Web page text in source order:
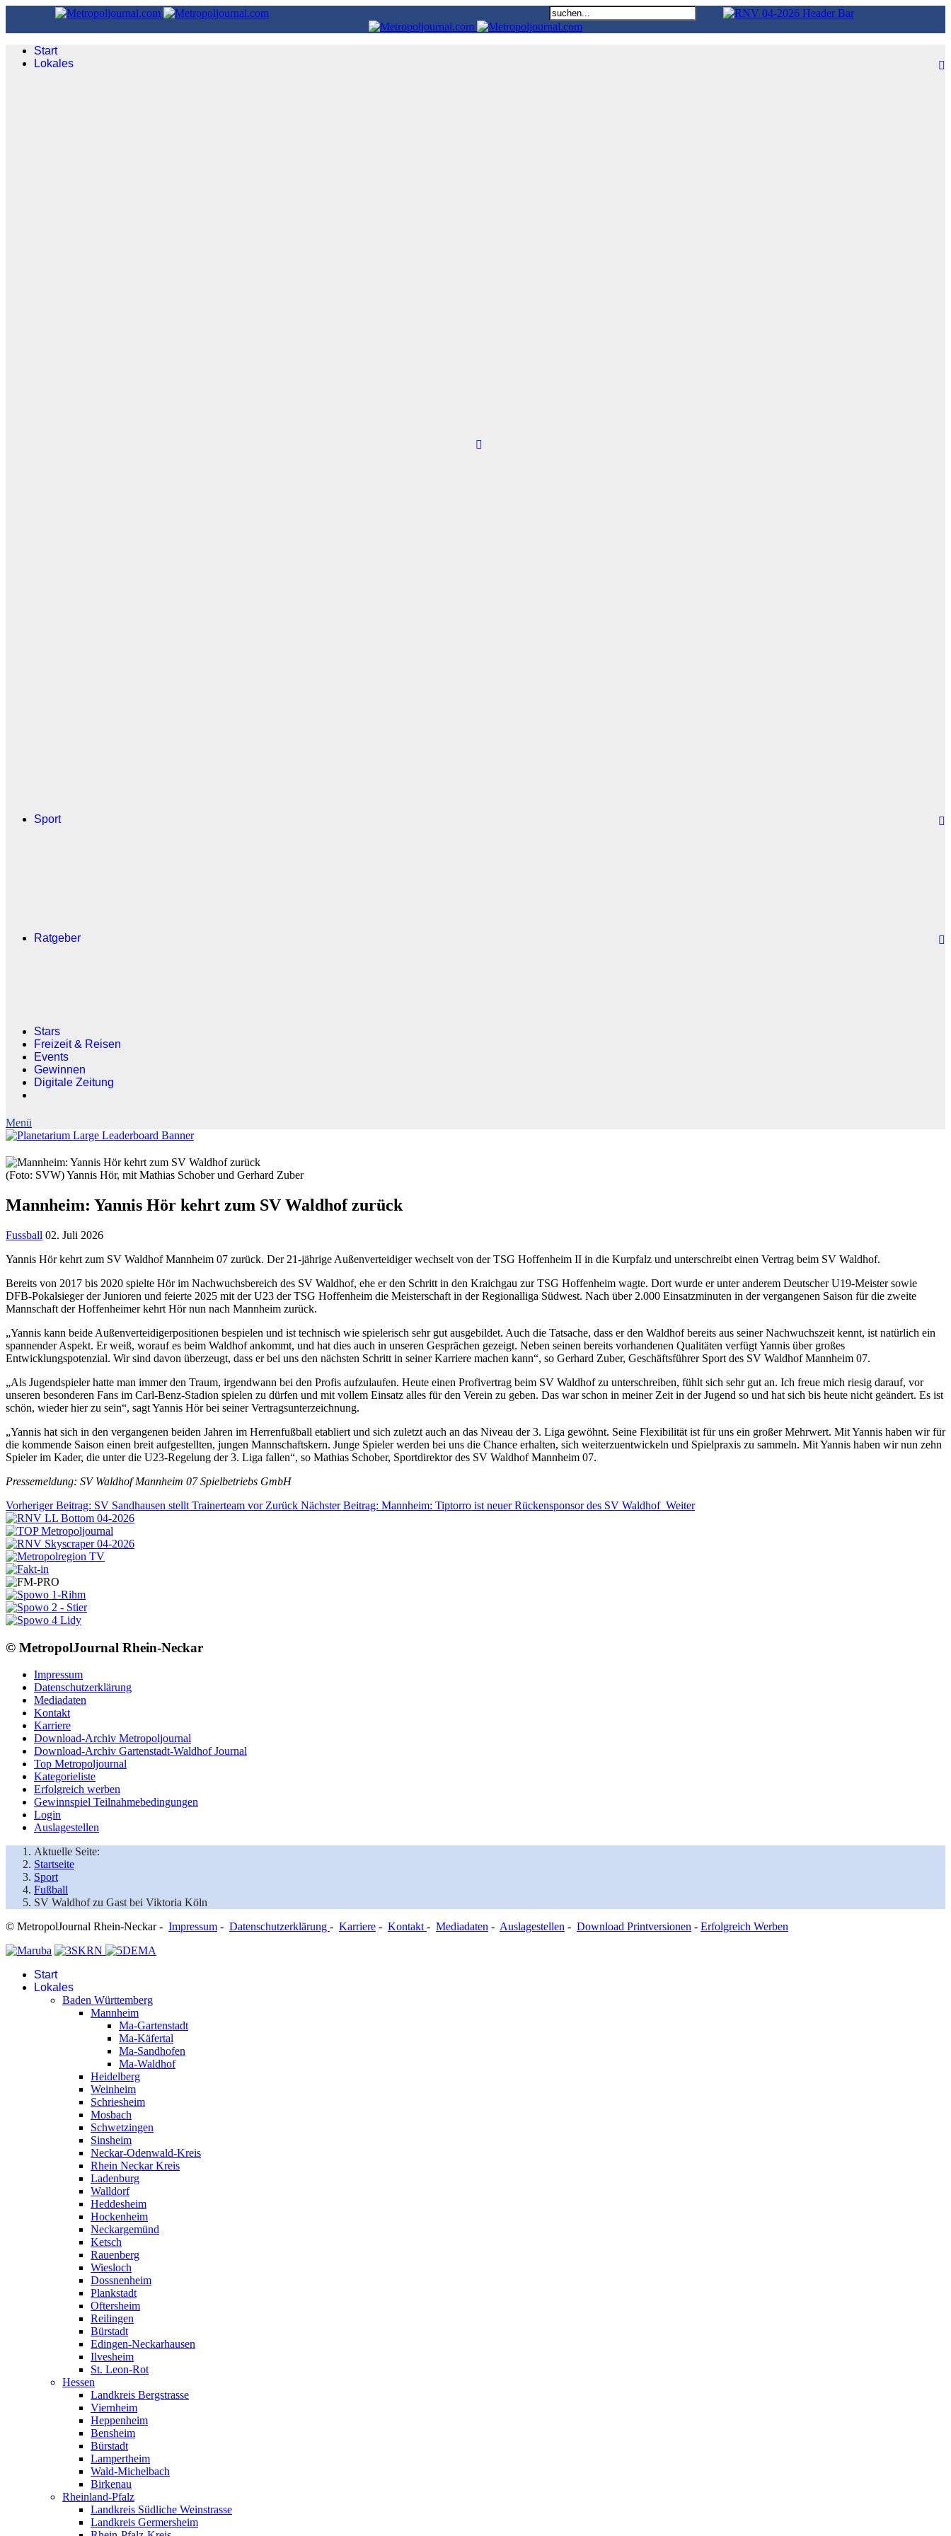
Start
Lokales
Sport
Ratgeber
Stars
Freizeit & Reisen
Events
Gewinnen
Digitale Zeitung
(Foto: SVW) Yannis Hör, mit Mathias Schober und Gerhard Zuber
Mannheim: Yannis Hör kehrt zum SV Waldhof zurück
Fussball 02. Juli 2026
Yannis Hör kehrt zum SV Waldhof Mannheim 07 zurück. Der 21-jährige Außenverteidiger wechselt von der TSG Hoffenheim II in die Kurpfalz und unterschreibt einen Vertrag beim SV Waldhof.
Bereits von 2017 bis 2020 spielte Hör im Nachwuchsbereich des SV Waldhof, ehe er den Schritt in den Kraichgau zur TSG Hoffenheim wagte. Dort wurde er unter anderem Deutscher U19-Meister sowie
DFB-Pokalsieger der Junioren und feierte 2025 mit der U23 der TSG Hoffenheim die Meisterschaft in der Regionalliga Südwest. Nach über 2.000 Einsatzminuten in der vergangenen Saison für die zweite
Mannschaft der Hoffenheimer kehrt Hör nun nach Mannheim zurück.
„Yannis kann beide Außenverteidigerpositionen bespielen und ist technisch wie spielerisch sehr gut ausgebildet. Auch die Tatsache, dass er den Waldhof bereits aus seiner Nachwuchszeit kennt, ist natürlich ein
spannender Aspekt. Er weiß, worauf es beim Waldhof ankommt, und hat dies auch in unseren Gesprächen gezeigt. Neben seinen bereits vorhandenen Qualitäten verfügt Yannis über großes
Entwicklungspotenzial. Wir sind davon überzeugt, dass er bei uns den nächsten Schritt in seiner Karriere machen kann“, so Gerhard Zuber, Geschäftsführer Sport des SV Waldhof Mannheim 07.
„Als Jugendspieler hatte man immer den Traum, irgendwann bei den Profis aufzulaufen. Heute einen Profivertrag beim SV Waldhof zu unterschreiben, fühlt sich sehr gut an. Ich freue mich riesig darauf, vor
unseren besonderen Fans im Carl-Benz-Stadion spielen zu dürfen und mit vollem Einsatz alles für den Verein zu geben. Das war schon in meiner Zeit in der Jugend so und hat sich bis heute nicht geändert. Es ist
schön, wieder hier zu sein“, sagt Yannis Hör bei seiner Vertragsunterzeichnung.
„Yannis hat sich in den vergangenen beiden Jahren im Herrenfußball etabliert und sich zuletzt auch an das Niveau der 3. Liga gewöhnt. Seine Flexibilität ist für uns ein großer Mehrwert. Mit Yannis haben wir für
die kommende Saison einen breit aufgestellten, jungen Mannschaftskern. Junge Spieler werden bei uns die Chance erhalten, sich weiterzuentwickeln und Spielpraxis zu sammeln. Mit Yannis haben wir nun zehn
Spieler im Kader, die unter die U23-Regelung der 3. Liga fallen“, so Mathias Schober, Sportdirektor des SV Waldhof Mannheim 07.
Pressemeldung: SV Waldhof Mannheim 07 Spielbetriebs GmbH
Vorheriger Beitrag: SV Sandhausen stellt Trainerteam vor Zurück Nächster Beitrag: Mannheim: Tiptorro ist neuer Rückensponsor des SV Waldhof Weiter
© MetropolJournal Rhein-Neckar
Impressum
Datenschutzerklärung
Mediadaten
Kontakt
Karriere
Download-Archiv Metropoljournal
Download-Archiv Gartenstadt-Waldhof Journal
Top Metropoljournal
Kategorieliste
Erfolgreich werben
Gewinnspiel Teilnahmebedingungen
Login
Auslagestellen
Aktuelle Seite:
Startseite
Sport
Fußball
SV Waldhof zu Gast bei Viktoria Köln
© MetropolJournal Rhein-Neckar - Impressum - Datenschutzerklärung - Karriere - Kontakt - Mediadaten - Auslagestellen - Download Printversionen - Erfolgreich Werben
Start
Lokales
Baden Württemberg
Mannheim
Ma-Gartenstadt
Ma-Käfertal
Ma-Sandhofen
Ma-Waldhof
Heidelberg
Weinheim
Schriesheim
Mosbach
Schwetzingen
Sinsheim
Neckar-Odenwald-Kreis
Rhein Neckar Kreis
Ladenburg
Walldorf
Heddesheim
Hockenheim
Neckargemünd
Ketsch
Rauenberg
Wiesloch
Dossnenheim
Plankstadt
Oftersheim
Reilingen
Bürstadt
Edingen-Neckarhausen
Ilvesheim
St. Leon-Rot
Hessen
Landkreis Bergstrasse
Viernheim
Heppenheim
Bensheim
Bürstadt
Lampertheim
Wald-Michelbach
Birkenau
Rheinland-Pfalz
Landkreis Südliche Weinstrasse
Landkreis Germersheim